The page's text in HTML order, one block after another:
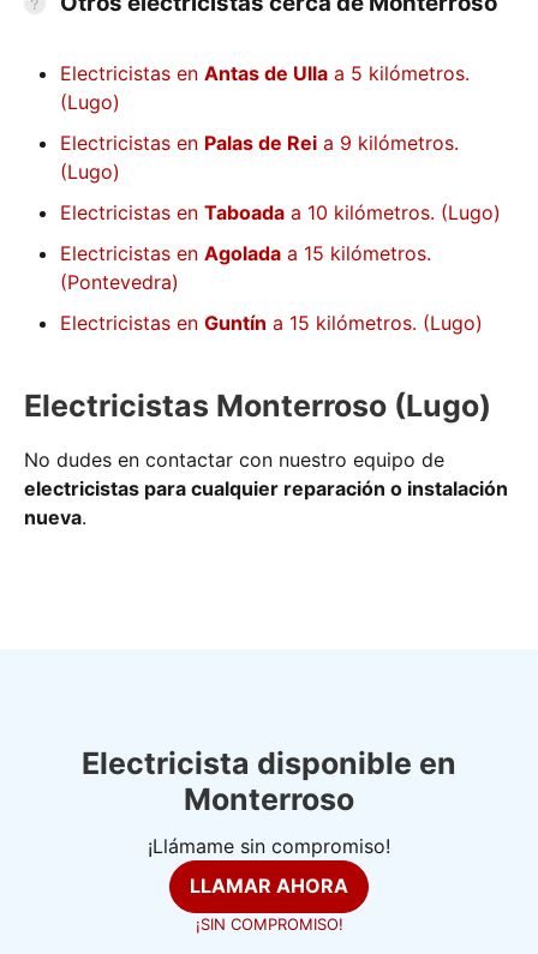
Electricistas en Antas de Ulla a 5 kilómetros.
(Lugo)
Electricistas en Palas de Rei a 9 kilómetros.
(Lugo)
Electricistas en Taboada a 10 kilómetros. (Lugo)
Electricistas en Agolada a 15 kilómetros.
(Pontevedra)
Electricistas en Guntín a 15 kilómetros. (Lugo)
Electricistas Monterroso (Lugo)
No dudes en contactar con nuestro equipo de
electricistas para cualquier reparación o instalación
nueva.
Electricista disponible en
Monterroso
¡Llámame sin compromiso!
LLAMAR AHORA
¡SIN COMPROMISO!